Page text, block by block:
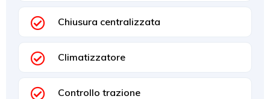
Chiusura centralizzata
Climatizzatore
Controllo trazione